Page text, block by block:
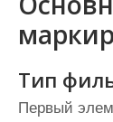
Тип
Первый